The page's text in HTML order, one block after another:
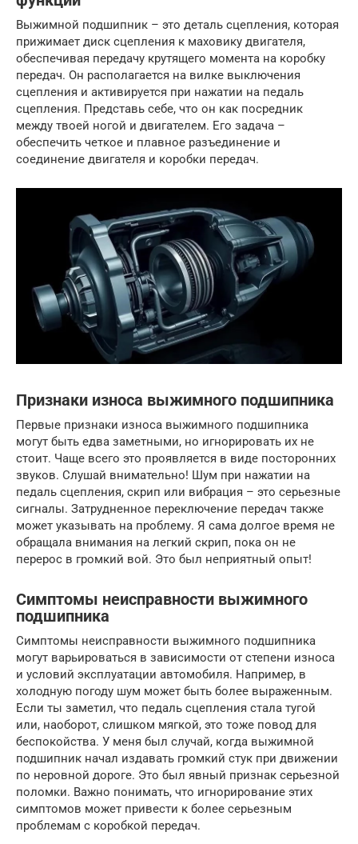
Выжимной подшипник – это деталь сцепления, которая
прижимает диск сцепления к маховику двигателя,
обеспечивая передачу крутящего момента на коробку
передач. Он располагается на вилке выключения
сцепления и активируется при нажатии на педаль
сцепления. Представь себе, что он как посредник
между твоей ногой и двигателем. Его задача –
обеспечить четкое и плавное разъединение и
соединение двигателя и коробки передач.
Признаки износа выжимного подшипника
Первые признаки износа выжимного подшипника
могут быть едва заметными, но игнорировать их не
стоит. Чаще всего это проявляется в виде посторонних
звуков. Слушай внимательно! Шум при нажатии на
педаль сцепления, скрип или вибрация – это серьезные
сигналы. Затрудненное переключение передач также
может указывать на проблему. Я сама долгое время не
обращала внимания на легкий скрип, пока он не
перерос в громкий вой. Это был неприятный опыт!
Симптомы неисправности выжимного
подшипника
Симптомы неисправности выжимного подшипника
могут варьироваться в зависимости от степени износа
и условий эксплуатации автомобиля. Например, в
холодную погоду шум может быть более выраженным.
Если ты заметил, что педаль сцепления стала тугой
или, наоборот, слишком мягкой, это тоже повод для
беспокойства. У меня был случай, когда выжимной
подшипник начал издавать громкий стук при движении
по неровной дороге. Это был явный признак серьезной
поломки. Важно понимать, что игнорирование этих
симптомов может привести к более серьезным
проблемам с коробкой передач.